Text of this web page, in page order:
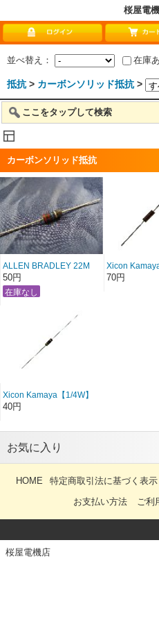
桜屋電
並べ替え： 在庫
抵抗> カーボンソリッド抵抗>
ここをタップして検索
カーボンソリッド抵抗
ALLEN BRADLEY 22M
1W 特価品
50円
Xicon
Carbon
70円
Xicon Kamaya【1/4W】
Carbon Composition/カー
ボンソリッド 2.2-910K
40円
お気に入り
HOME 特定商取引法に基づく表示
お支払い方法
ご利
桜屋電機店